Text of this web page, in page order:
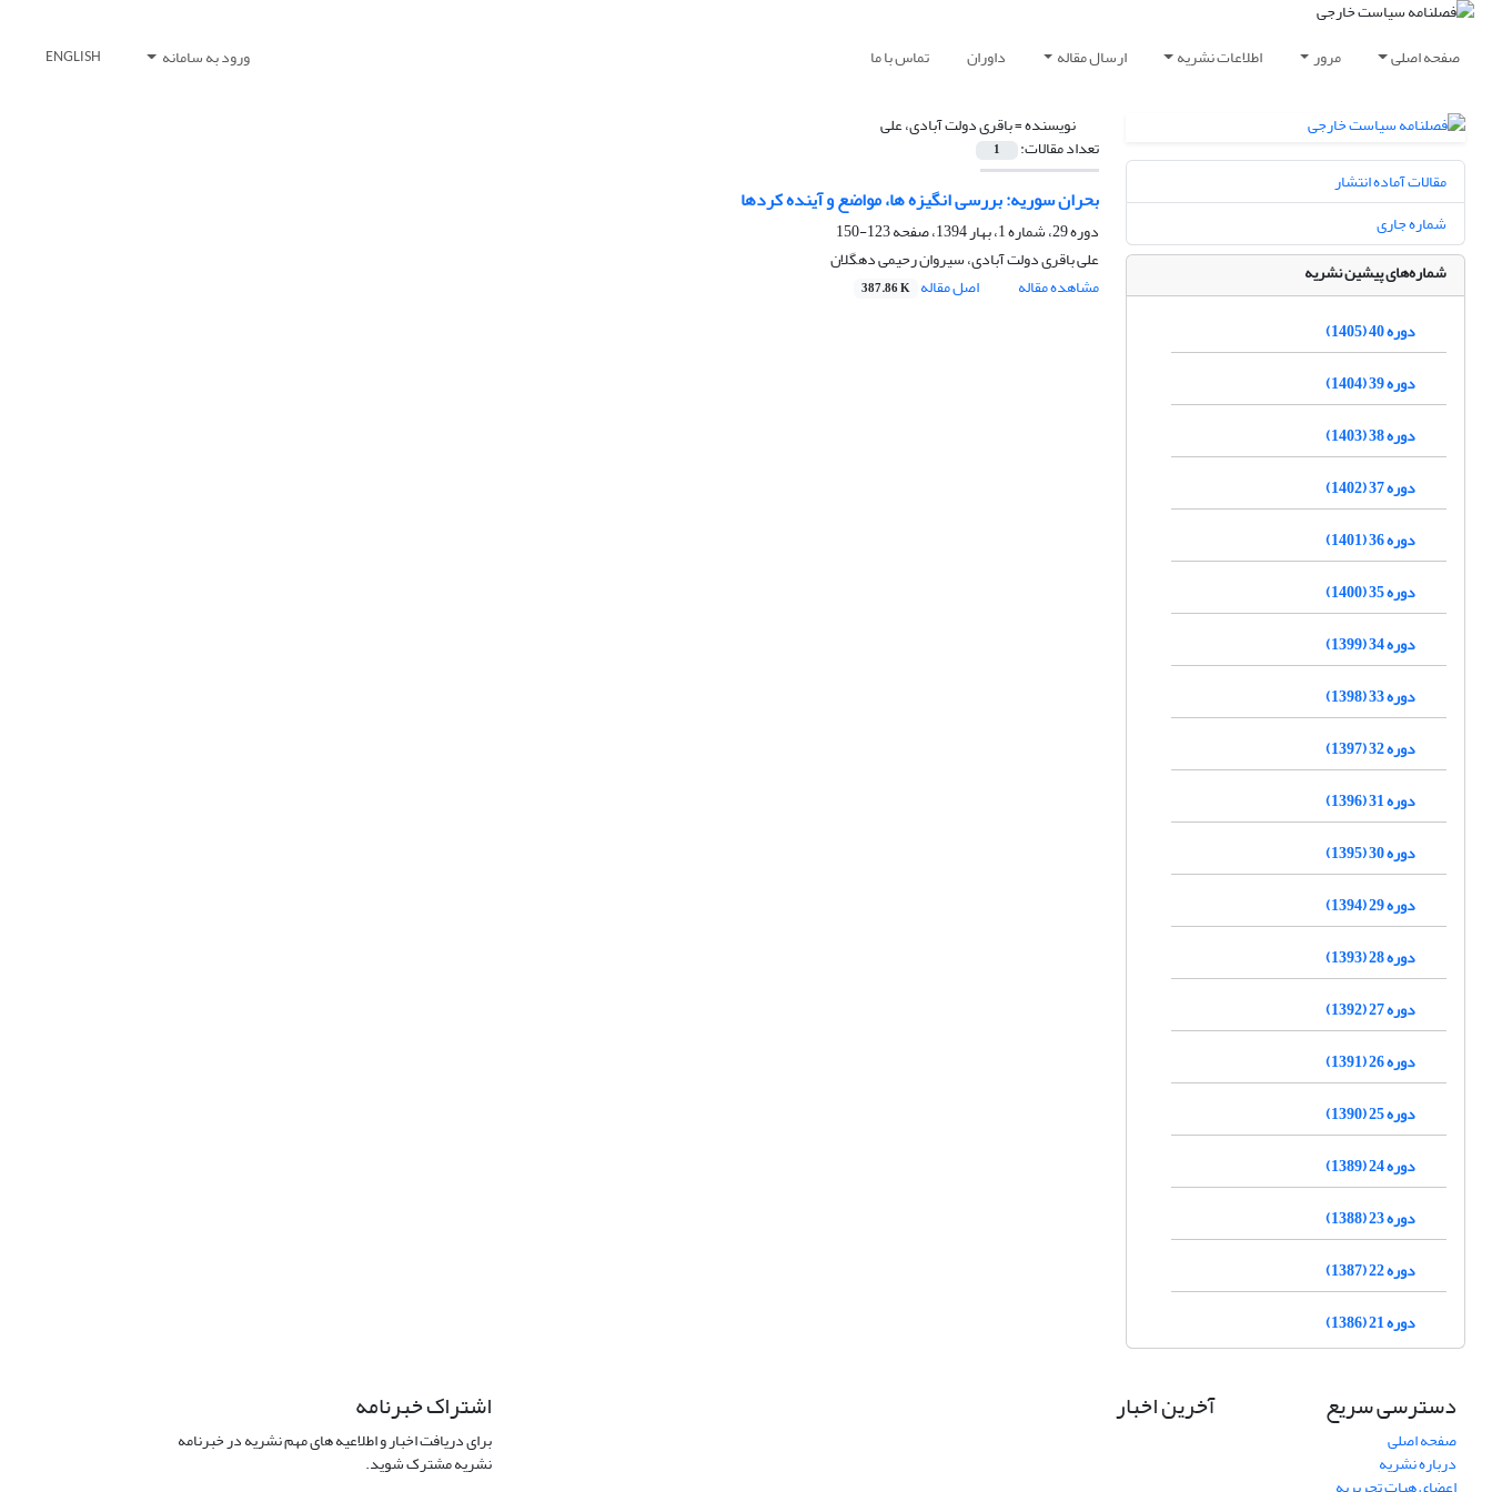
صفحه اصلی مرور اطلاعات نشریه ارسال مقاله داوران تماس با ما ورود به سامانه ENGLISH
نویسنده =باقری دولت آبادی، علی
تعداد مقالات: 1
بحران سوریه: بررسی انگیزه ها، مواضع و آینده کردها
دوره 29، شماره 1، بهار 1394، صفحه
123-150
علی باقری دولت آبادی، سیروان رحیمی دهگلان
مشاهده مقاله
اصل مقاله 387.86 K
مقالات آماده انتشار
شماره جاری
شماره‌های پیشین نشریه
دوره 40 (1405)
دوره 39 (1404)
دوره 38 (1403)
دوره 37 (1402)
دوره 36 (1401)
دوره 35 (1400)
دوره 34 (1399)
دوره 33 (1398)
دوره 32 (1397)
دوره 31 (1396)
دوره 30 (1395)
دوره 29 (1394)
دوره 28 (1393)
دوره 27 (1392)
دوره 26 (1391)
دوره 25 (1390)
دوره 24 (1389)
دوره 23 (1388)
دوره 22 (1387)
دوره 21 (1386)
دسترسی سریع
صفحه اصلی
درباره نشریه
آخرین اخبار اشتراک خبرنامه
برای دریافت اخبار و اطلاعیه های مهم نشریه در خبرنامه
نشریه مشترک شوید.